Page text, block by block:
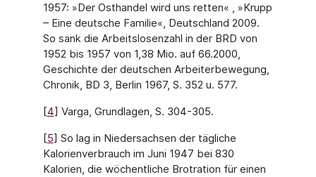
1957: »Der Osthandel wird uns retten« , »Krupp
– Eine deutsche Familie«, Deutschland 2009.
So sank die Arbeitslosenzahl in der BRD von
1952 bis 1957 von 1,38 Mio. auf 66.2000,
Geschichte der deutschen Arbeiterbewegung,
Chronik, BD 3, Berlin 1967, S. 352 u. 577.
[4] Varga, Grundlagen, S. 304-305.
[5] So lag in Niedersachsen der tägliche
Kalorienverbrauch im Juni 1947 bei 830
Kalorien, die wöchentliche Brotration für einen